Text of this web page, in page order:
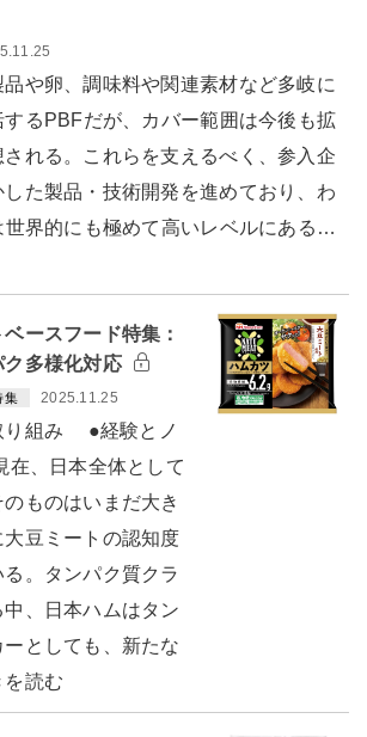
や卵、調味料や関連素材など多岐に
るPBFだが、カバー範囲は今後も拡
れる。これらを支えるべく、参入企
た製品・技術開発を進めており、わ
世界的にも極めて高いレベルにある…
ースフード特集：
多様化対応
集 2025.11.25
組み ●経験とノ
、日本全体として
ものはいまだ大き
大豆ミートの認知度
。タンパク質クラ
、日本ハムはタン
としても、新たな
読む